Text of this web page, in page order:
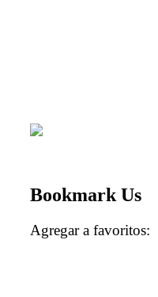
Bookmark Us
Agregar a